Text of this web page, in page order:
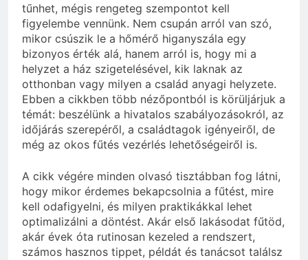
tűnhet, mégis rengeteg szempontot kell
figyelembe vennünk. Nem csupán arról van szó,
mikor csúszik le a hőmérő higanyszála egy
bizonyos érték alá, hanem arról is, hogy mi a
helyzet a ház szigetelésével, kik laknak az
otthonban vagy milyen a család anyagi helyzete.
Ebben a cikkben több nézőpontból is körüljárjuk a
témát: beszélünk a hivatalos szabályozásokról, az
időjárás szerepéről, a családtagok igényeiről, de
még az okos fűtés vezérlés lehetőségeiről is.
A cikk végére minden olvasó tisztábban fog látni,
hogy mikor érdemes bekapcsolnia a fűtést, mire
kell odafigyelni, és milyen praktikákkal lehet
optimalizálni a döntést. Akár első lakásodat fűtöd,
akár évek óta rutinosan kezeled a rendszert,
számos hasznos tippet, példát és tanácsot találsz